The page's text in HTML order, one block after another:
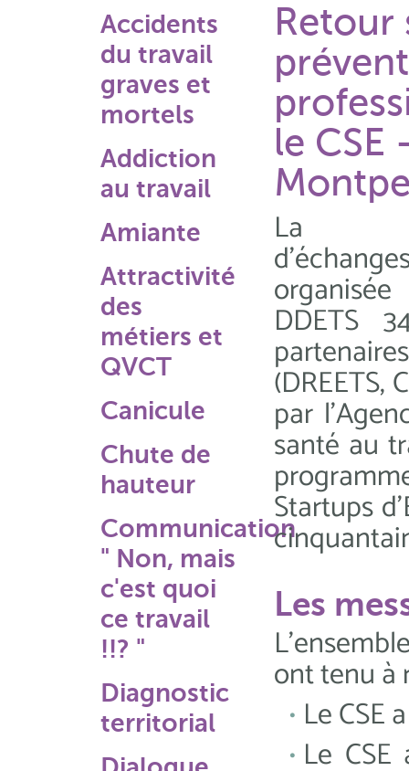
Accidents
du travail
graves et
mortels
Addiction
au travail
Amiante
Attractivité
des
métiers et
QVCT
Canicule
Chute de
hauteur
Communication
" Non, mais
c'est quoi
ce travail
!!? "
Diagnostic
territorial
le CSE
La
DDETS
partenaires
(DREETS,
par
santé au
Startups
Les
ont tenu à
Le CSE
Le